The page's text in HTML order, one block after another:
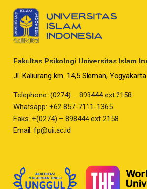
Fakultas Psikologi Universitas Islam
Jl. Kaliurang km. 14,5 Sleman,
Telephone: (0274) – 898444 ext.2158
Whatsapp: +62 857-7111-1365
Faks: +(0274) – 898444 ext 2158
Email: fp@uii.ac.id